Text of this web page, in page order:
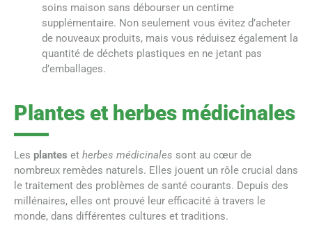
soins maison sans débourser un centime
supplémentaire. Non seulement vous évitez d’acheter
de nouveaux produits, mais vous réduisez également la
quantité de déchets plastiques en ne jetant pas
d’emballages.
Plantes et herbes médicinales
Les plantes et herbes médicinales sont au cœur de
nombreux remèdes naturels. Elles jouent un rôle crucial dans
le traitement des problèmes de santé courants. Depuis des
millénaires, elles ont prouvé leur efficacité à travers le
monde, dans différentes cultures et traditions.